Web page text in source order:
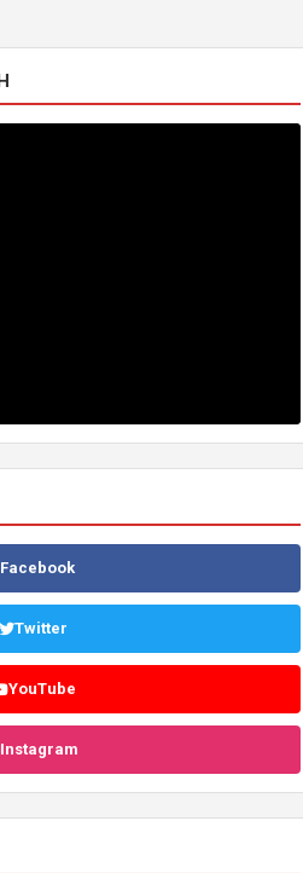
Facebook
Twitter
YouTube
Instagram